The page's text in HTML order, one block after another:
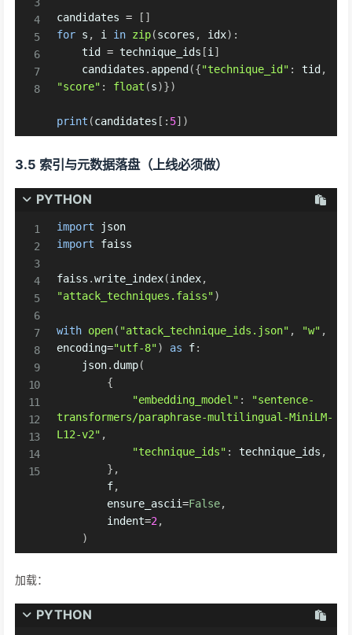
candidates = [ ]
for s , i in zip(scores , idx) :
    tid
= technique_ids [i ]
    candidates
. append ({"technique_id" : tid ,
"score" : float (s)})
print (candidates [ : 5] )
3.5 索引与元数据落盘（上线必须做）
PYTHON
import
import faiss
faiss .write_index(index,
"attack_techniques.faiss")
with open( "attack_technique_ids.json" , "w" ,
encoding="utf-8") as f:
    json
. dump(
{
"embedding_model" :
"sentence-
transformers/paraphrase-multilingual-MiniLM-
L12-v2" ,
"technique_ids" : technique_ids ,
} ,
        f
,
        ensure_ascii
=False,
        indent
=2 ,
)
加载：
PYTHON